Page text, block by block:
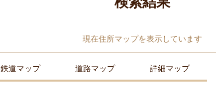
現在住所マップを表示しています
鉄道マップ 道路マップ 詳細マップ